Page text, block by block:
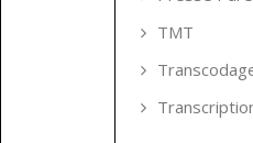
TMT